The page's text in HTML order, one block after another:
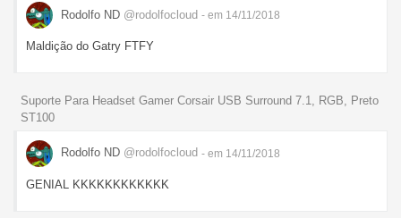
Rodolfo ND @rodolfocloud - em 14/11/2018
Maldição do Gatry FTFY
Suporte Para Headset Gamer Corsair USB Surround 7.1, RGB, Preto
ST100
Rodolfo ND @rodolfocloud - em 14/11/2018
GENIAL KKKKKKKKKKKK